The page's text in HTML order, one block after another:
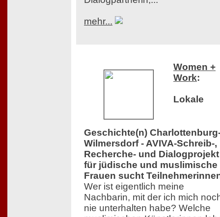
mehr...
Women +
Work:
Lokale
Geschichte(n)
Wilmersdorf - AVIVA-Schreib-,
Recherche- und Dialogprojekt
für jüdische und muslimische
Frauen sucht
Wer ist eigentlich meine
Nachbarin, mit der ich mich
nie unterhalten habe? Welche